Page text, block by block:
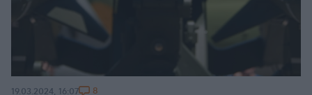
19.03.2024, 16:07 8